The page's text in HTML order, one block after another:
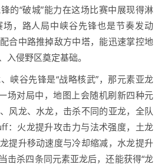
的“破城”能力在这场比赛中展现得淋
，路人局中峡谷先锋也是节奏发动
合中路推掉敌方中塔，能迅速掌控地
入侵野区奠定基础。
峡谷先锋是“战略核武”，那元素亚龙
场对局中，地图上会随机刷新四种元
风龙、水龙，击杀不同的亚龙，全队
：火龙提升攻击力与法术强度，土龙
提升移动速度与冷却缩减，水龙提升
击杀四条同元素亚龙后，还能获得“龙